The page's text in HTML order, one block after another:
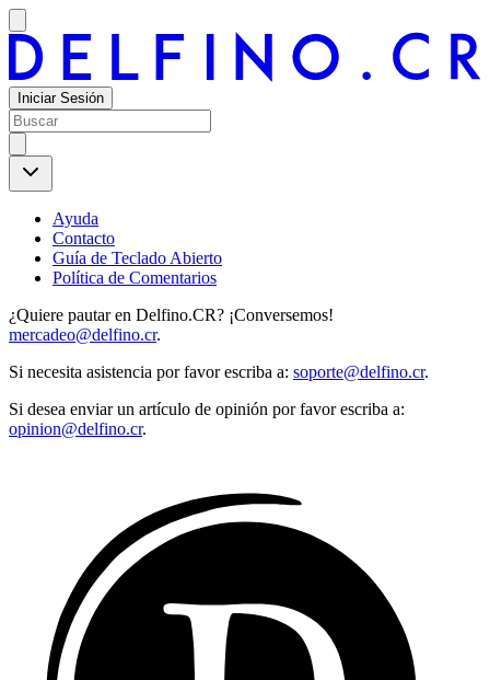
Iniciar Sesión
Ayuda
Contacto
Guía de Teclado Abierto
Política de Comentarios
¿Quiere pautar en Delfino.CR? ¡Conversemos!
mercadeo@delfino.cr.
Si necesita asistencia por favor escriba a: soporte@delfino.cr.
Si desea enviar un artículo de opinión por favor escriba a:
opinion@delfino.cr.